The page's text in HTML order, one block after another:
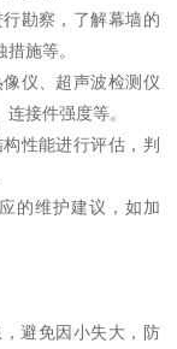
勘察，了解幕墙的
施等。
仪、超声波检测仪
接件强度等。
性能进行评估，判
的维护建议，如加
避免因小失大，防